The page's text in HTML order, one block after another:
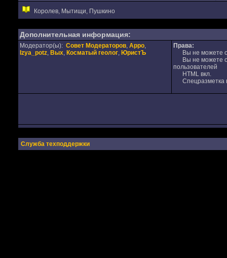
Королев, Мытищи, Пушкино
Дополнительная информация:
Модератор(ы): Совет Модераторов, Appo,
Izya_potz, Вых, Косматый геолог, ЮристЪ
Права:
Вы не можете
Вы не можете
пользователей
HTML вкл.
Спецразметка
Служба техподдержки